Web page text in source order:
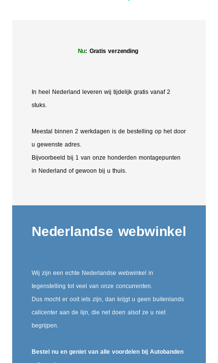
Nu: Gratis verzending
In heel Nederland leveren wij tijdelijk gratis vanaf 2
stuks.
Meestal binnen 2 werkdagen is de bestelling op het door
u gewenste adres.
Bijvoorbeeld bij 1 van onze honderden montagepunten
in Nederland of gewoon bij u thuis.
Nederlandse webwinkel
Wij zijn een echte Nederlandse webwinkel in
tegenstelling tot veel van onze concurrenten.
Dus mocht er ooit iets zijn, dan krijgt u geen buitenlands
callcenter aan de lijn, die net doen alsof ze u niet
begrijpen.
Bestel nu en geniet van alle voordelen bij Autobanden